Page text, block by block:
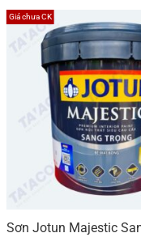
Giá chưa CK
Sơn Jotun Majestic